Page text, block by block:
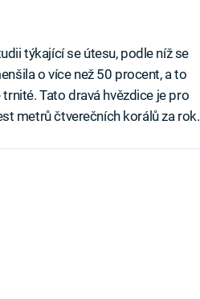
týkající se útesu, podle níž se
o více než 50 procent, a to
Tato dravá hvězdice je pro
metrů čtverečních korálů za rok.